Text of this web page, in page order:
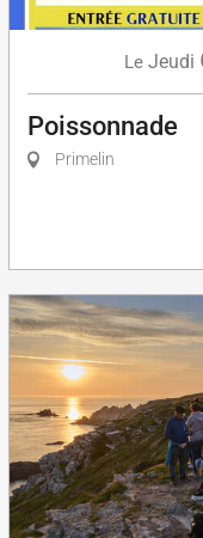
Le Jeudi
Poissonnade
Primelin